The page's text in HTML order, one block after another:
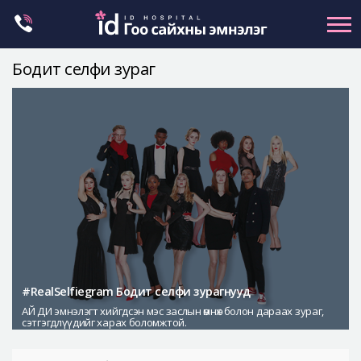
Ботокс , филлер
Галбиржуулах
Let Me In
Бодит селфи зураг
#RealSelfiegram Бодит селфи зурагнууд
АЙ ДИ эмнэлэгт хийгдсэн мэс заслын өмнөх болон дараах зураг,
сэтгэгдлүүдийг харах боломжтой.